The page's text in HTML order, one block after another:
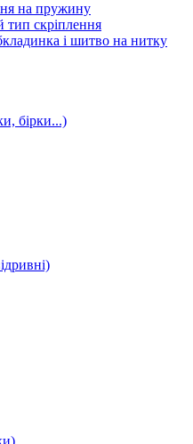
на пружину
скріплення
і шитво на нитку
бірки...)